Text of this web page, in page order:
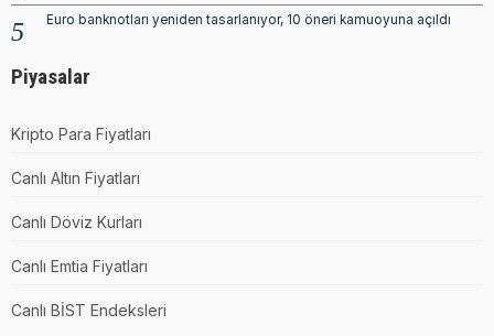
Euro banknotları yeniden tasarlanıyor, 10 öneri kamuoyuna açıldı
Piyasalar
Kripto Para Fiyatları
Canlı Altın Fiyatları
Canlı Döviz Kurları
Canlı Emtia Fiyatları
Canlı BİST Endeksleri